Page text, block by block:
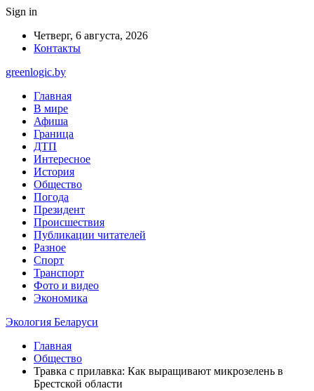
Sign in
Четверг, 6 августа, 2026
Контакты
greenlogic.by
Главная
В мире
Афиша
Граница
ДТП
Интересное
История
Общество
Погода
Президент
Происшествия
Публикации читателей
Разное
Спорт
Транспорт
Фото и видео
Экономика
Экология Беларуси
Главная
Общество
Травка с прилавка: Как выращивают микрозелень в
Брестской области